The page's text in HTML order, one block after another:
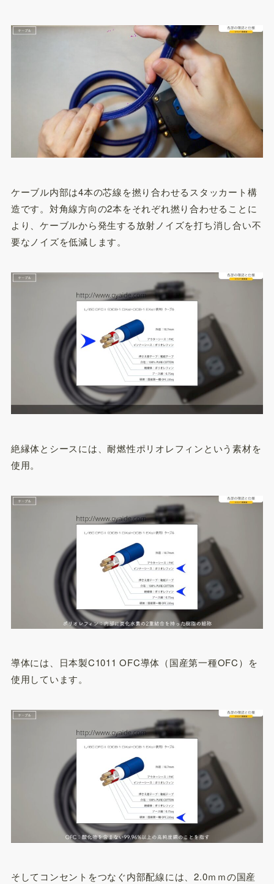
ケーブル内部は4本の芯線を撚り合わせるスタッカート構
造です。対角線方向の2本をそれぞれ撚り合わせることに
より、ケーブルから発生する放射ノイズを打ち消し合い不
要なノイズを低減します。
絶縁体とシースには、耐燃性ポリオレフィンという素材を
使用。
導体には、日本製C1011 OFC導体（国産第一種OFC）を
使用しています。
そしてコンセントをつなぐ内部配線には、2.0ｍｍの国産